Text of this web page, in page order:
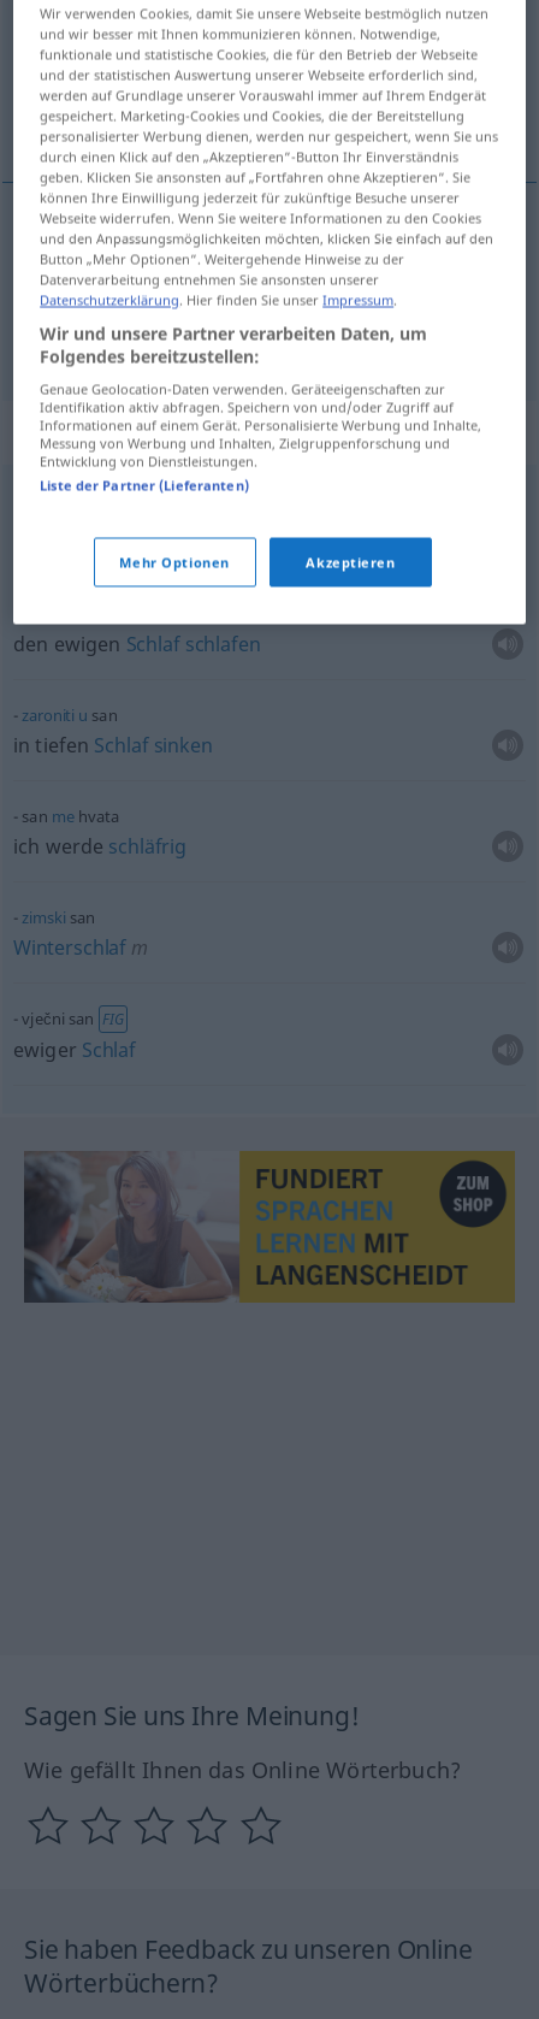
Übersicht aller Übersetzungen
(Für mehr Details die Übersetzung anklicken/antippen)
Schlaf, Traum
Schlafm san
Traumm san
Beispielsätze für "san"
Traumhabena. FIG
den ewigen Schlaf schlafen
zaroniti u san
in tiefen Schlaf sinken
san mehvata
ich werde schläfrig
zimski san
Winterschlaf m
vječni san FIG
ewiger Schlaf
Sagen Sie uns Ihre Meinung!
Wie gefällt Ihnen das Online Wörterbuch?
Sie haben Feedback zu unseren Online
Wörterbüchern?
Wir verwenden Cookies, damit Sie unsere Webseite bestmöglich nutzen
und wir besser mit Ihnen kommunizieren können. Notwendige,
funktionale und statistische Cookies, die für den Betrieb der Webseite
und der statistischen Auswertung unserer Webseite erforderlich sind,
werden auf Grundlage unserer Vorauswahl immer auf Ihrem Endgerät
gespeichert. Marketing-Cookies und Cookies, die der Bereitstellung
personalisierter Werbung dienen, werden nur gespeichert, wenn Sie uns
durch einen Klick auf den „Akzeptieren“-Button Ihr Einverständnis
geben. Klicken Sie ansonsten auf „Fortfahren ohne Akzeptieren“. Sie
können Ihre Einwilligung jederzeit für zukünftige Besuche unserer
Webseite widerrufen. Wenn Sie weitere Informationen zu den Cookies
und den Anpassungsmöglichkeiten möchten, klicken Sie einfach auf den
Button „Mehr Optionen“. Weitergehende Hinweise zu der
Datenverarbeitung entnehmen Sie ansonsten unserer
Datenschutzerklärung . Hier finden Sie unserImpressum
Wir und unsere Partner verarbeiten Daten, um
Folgendes bereitzustellen:
Genaue Geolocation-Daten verwenden. Geräteeigenschaften zur
Identifikation aktiv abfragen. Speichern von und/oder Zugriff auf
Informationen auf einem Gerät. Personalisierte Werbung und Inhalte,
Messung von Werbung und Inhalten, Zielgruppenforschung und
Entwicklung von Dienstleistungen.
Liste der Partner (Lieferanten)
Mehr Optionen Akzeptieren